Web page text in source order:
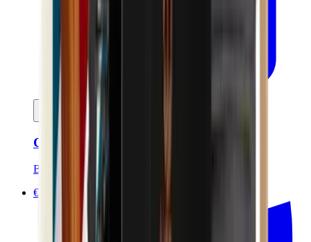
Ajouter au panier
Crème à raser certifié bio - 120ml
Bivouak
€10.00